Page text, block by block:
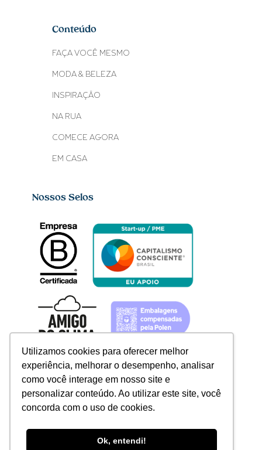
Utilizamos cookies para oferecer melhor
experiência, melhorar o desempenho, analisar
como você interage em nosso site e
personalizar conteúdo. Ao utilizar este site, você
concorda com o uso de cookies.
Ok, entendi!
Conteúdo
FAÇA VOCÊ MESMO
MODA & BELEZA
INSPIRAÇÃO
NA RUA
COMECE AGORA
EM CASA
Nossos Selos
Redes sociais